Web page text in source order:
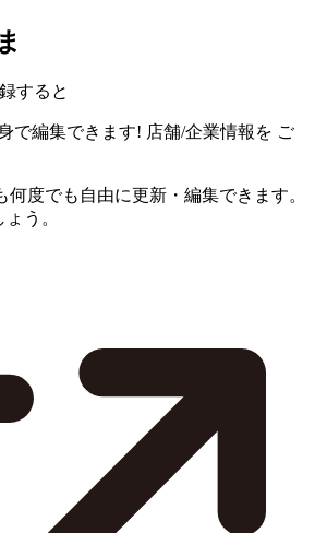
すると
で編集できます! 店舗/企業情報を ご
度でも自由に更新・編集できます。
う。